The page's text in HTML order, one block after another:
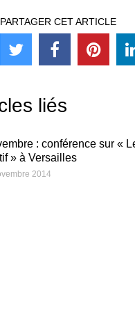
PARTAGER CET ARTICLE
liés
: conférence sur «
» à Versailles
2014